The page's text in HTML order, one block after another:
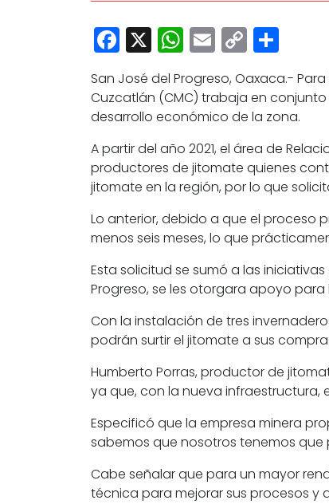
Facebook
X WhatsApp
Email
Copy
Link
San José del Progreso, Oaxaca.-
Cuzcatlán (CMC) trabaja en
desarrollo económico de la zona.
A partir del año 2021, el área de
productores de jitomate quienes
jitomate en la región, por lo que
Lo anterior, debido a que el proceso
menos seis meses, lo que
Esta solicitud se sumó a las
Progreso, se les otorgara apoyo
Con la instalación de tres
podrán surtir el jitomate a sus
Humberto Porras, productor de
ya que, con la nueva infraestructura,
Especificó que la empresa minera
sabemos que nosotros tenemos que
Cabe señalar que para un mayor
técnica para mejorar sus procesos y